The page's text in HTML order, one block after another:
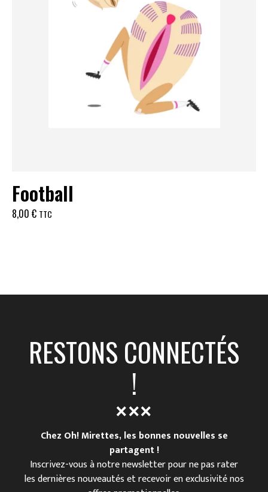
Football
8,00 € TTC
RESTONS CONNECTÉS
!
Chez Oh! Mirettes, les bonnes nouvelles se
partagent !
Inscrivez-vous à notre newsletter pour ne pas rater
les dernières nouveautés et recevoir en exclusivité nos